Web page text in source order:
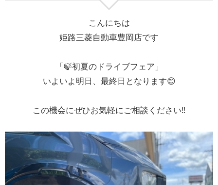
こんにちは
姫路三菱自動車豊岡店です
「🍃初夏のドライブフェア」
いよいよ明日、最終日となります😊
この機会にぜひお気軽にご相談ください‼️